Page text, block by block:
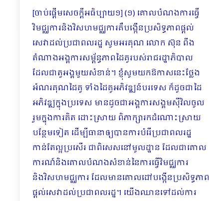
[ចាប់ផ្ដើមសេចក្ដីអធិប្បាយ១] (១) គោលបំណងការធ្វើ
វិមជ្ឈការនិងវិសហមជ្ឈការគឺបង្កើនប្រសិទ្ធភាពផ្ដល់
សេវាដល់ប្រជាពលរដ្ឋ សូមអរគុណ លោក ស៊ុន ពីង
តំណាងអង្គការសម្ព័ន្ធភាពដៃគូរបស់រាជរដ្ឋាភិបាល
ដែលជាតួអង្គមួយសំខាន់។ ខ្ញុំសូមយកឱកាសនេះថ្លែង
អំណរគុណដៃគូ ទាំងដៃគូអភិវឌ្ឍន៍បរទេស ក៏ដូចជាដៃ
អភិវឌ្ឍក្នុងប្រទេស មានដូចជាអង្គការសង្គមស៊ីវិលចូល
រួមក្នុងការគិត ដោះស្រាយ ពិភាក្សារកដំណោះស្រាយ
បន្ថែមទៀត ដើម្បីធានាឲ្យបានការបំរើប្រជាពលរដ្ឋ
កាន់តែល្អប្រសើរ ជាពិសេសនៅមូលដ្ឋាន ដែលជាគោល
ការណ៍និងគោលបំណងសំខាន់នៃការធ្វើវិមជ្ឈការ
និងវិសហមជ្ឈការ ដែលមានគោលដៅបង្កើនប្រសិទ្ធភាព
ផ្ដល់សេវាដល់ប្រជាពលរដ្ឋ។ យើងឈានទៅដល់ការ